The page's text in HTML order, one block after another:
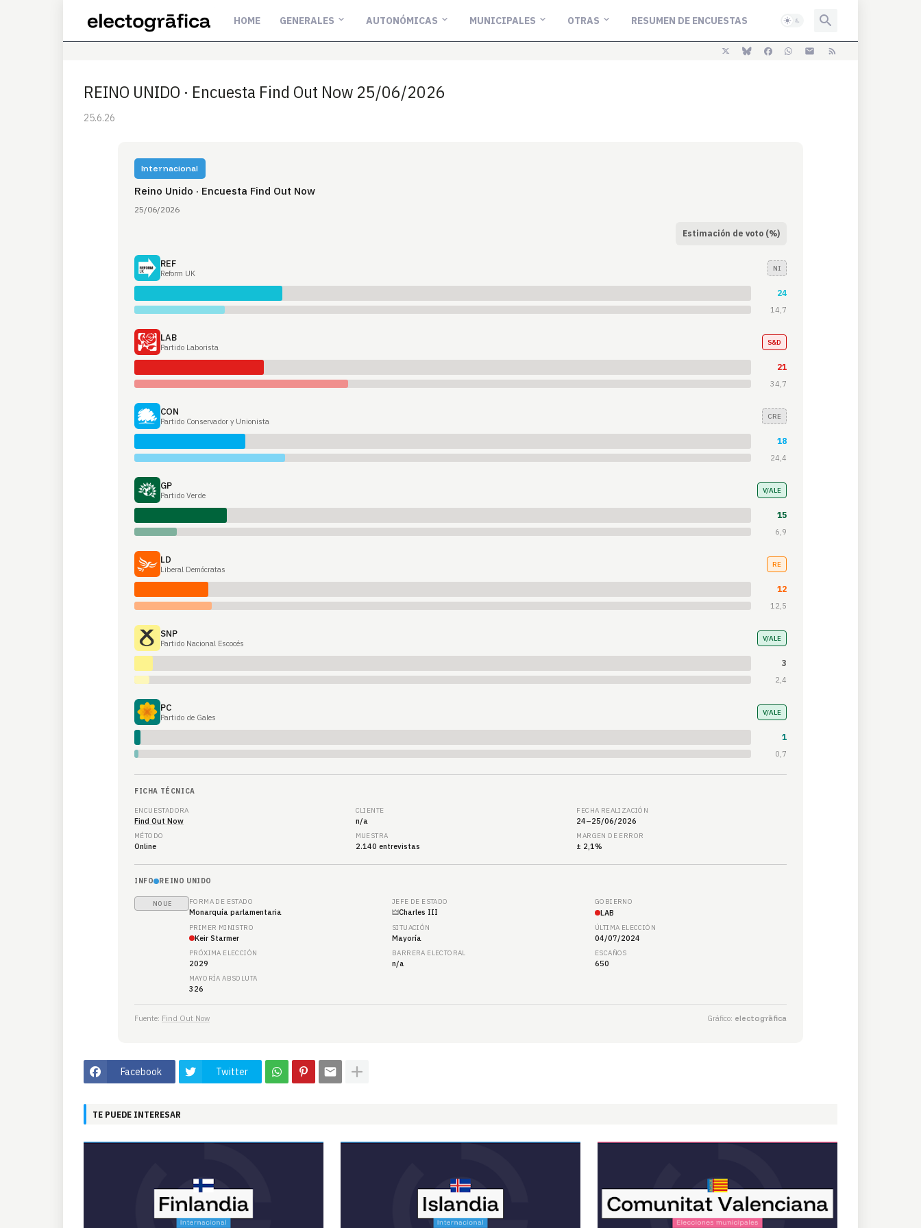
HOME GENERALES AUTONÓMICAS MUNICIPALES OTRAS RESUMEN DE ENCUESTAS
REINO UNIDO · Encuesta Find Out Now 25/06/2026
25.6.26
Internacional
Reino Unido · Encuesta Find Out Now
25/06/2026
Estimación de voto (%)
REF
Reform UK
NI
24
14,7
LAB
Partido Laborista
S&D
21
34,7
CON
Partido Conservador y Unionista
CRE
18
24,4
GP
Partido Verde
V/ALE
15
6,9
LD
Liberal Demócratas
RE
12
12,5
SNP
Partido Nacional Escocés
V/ALE
3
2,4
PC
Partido de Gales
V/ALE
1
0,7
FICHA TÉCNICA
ENCUESTADORA
Find Out Now
CLIENTE
n/a
FECHA REALIZACIÓN
24–25/06/2026
MÉTODO
Online
MUESTRA
2.140 entrevistas
MARGEN DE ERROR
± 2,1%
INFO REINO UNIDO
NO UE FORMA DE ESTADO
Monarquía parlamentaria
JEFE DE ESTADO
🜲Charles III
GOBIERNO
LAB
PRIMER MINISTRO
Keir Starmer
SITUACIÓN
Mayoría
ÚLTIMA ELECCIÓN
04/07/2024
PRÓXIMA ELECCIÓN
2029
BARRERA ELECTORAL
n/a
ESCAÑOS
650
MAYORÍA ABSOLUTA
326
Fuente: Find Out Now Gráfico: electogrāfica
Facebook Twitter
TE PUEDE INTERESAR